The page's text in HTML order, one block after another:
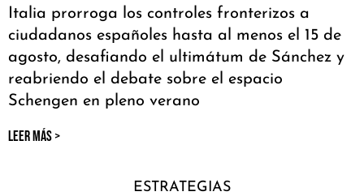
Italia prorroga los controles fronterizos a
ciudadanos españoles hasta al menos el 15 de
agosto, desafiando el ultimátum de Sánchez y
reabriendo el debate sobre el espacio
Schengen en pleno verano
LEER MÁS >
ESTRATEGIAS